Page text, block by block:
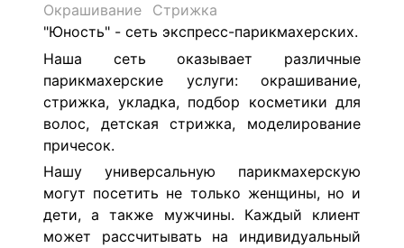
Окрашивание
Стрижка
"Юность" - сеть экспресс-парикмахерских.
Наша сеть оказывает различные
парикмахерские услуги: окрашивание,
стрижка, укладка, подбор косметики для
волос, детская стрижка, моделирование
причесок.
Нашу универсальную парикмахерскую
могут посетить не только женщины, но и
дети, а также мужчины. Каждый клиент
может рассчитывать на индивидуальный